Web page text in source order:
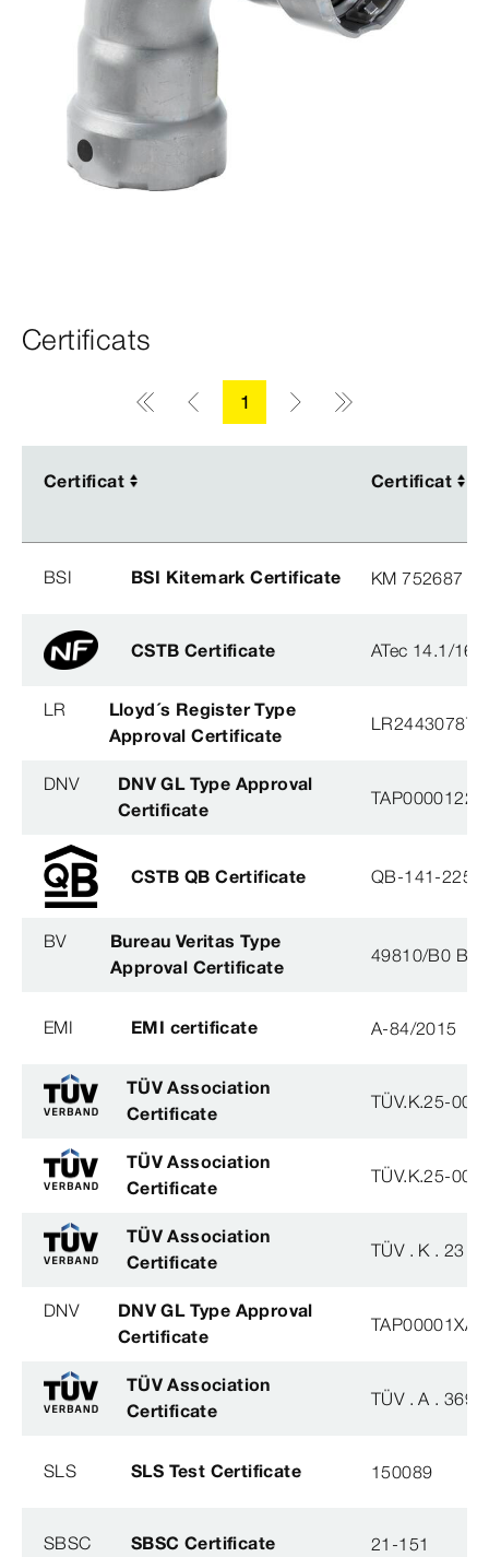
Certificats
1
Certificat Certificat
Certificat Certificat
BSI BSI Kitemark Certificate KM 752687
CSTB Certificate ATec 14.1/16-
LR
Lloyd´s Register Type
Approval Certificate
LR2443078TA
DNV
DNV GL Type Approval
Certificate
TAP0000122,
CSTB QB Certificate QB-141-
BV
Bureau Veritas Type
Approval Certificate
49810/B0 BV
EMI EMI certificate A-84/2015
TÜV Association
Certificate
TÜV.K.25-007
TÜV Association
Certificate
TÜV.K.25-007
TÜV Association
Certificate
TÜV . K . 23 -
DNV
DNV GL Type Approval
Certificate
TAP00001XA
TÜV Association
Certificate
TÜV . A . 369
SLS SLS Test Certificate 150089
SBSC SBSC Certificate 21-151